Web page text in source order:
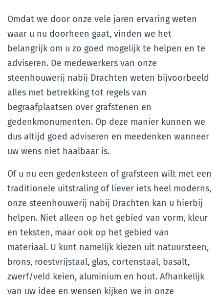
Omdat we door onze vele jaren ervaring weten
waar u nu doorheen gaat, vinden we het
belangrijk om u zo goed mogelijk te helpen en te
adviseren. De medewerkers van onze
steenhouwerij nabij Drachten weten bijvoorbeeld
alles met betrekking tot regels van
begraafplaatsen over grafstenen en
gedenkmonumenten. Op deze manier kunnen we
dus altijd goed adviseren en meedenken wanneer
uw wens niet haalbaar is.
Of u nu een gedenksteen of grafsteen wilt met een
traditionele uitstraling of liever iets heel moderns,
onze steenhouwerij nabij Drachten kan u hierbij
helpen. Niet alleen op het gebied van vorm, kleur
en teksten, maar ook op het gebied van
materiaal. U kunt namelijk kiezen uit natuursteen,
brons, roestvrijstaal, glas, cortenstaal, basalt,
zwerf/veld keien, aluminium en hout. Afhankelijk
van uw idee en wensen kijken we in onze